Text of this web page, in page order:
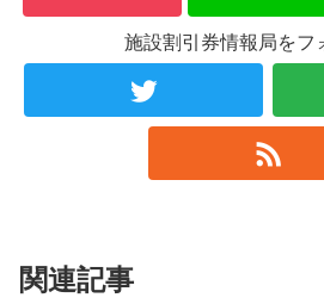
施設割引券情報局をフ
関連記事